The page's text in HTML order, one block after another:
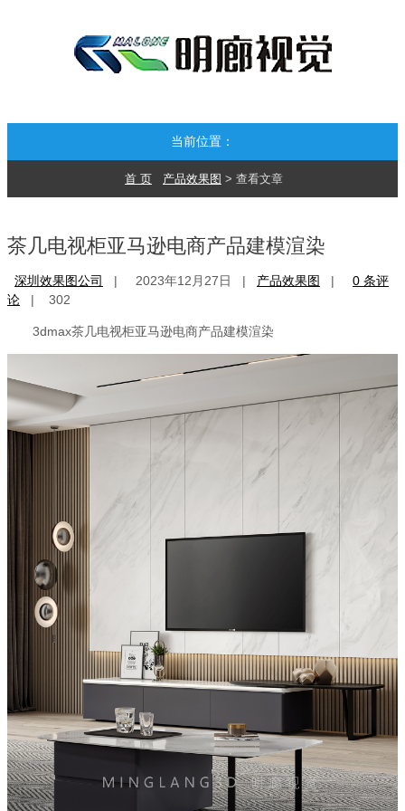
当前位置：
首 页 产品效果图 > 查看文章
茶几电视柜亚马逊电商产品建模渲染
深圳效果图公司 | 2023年12月27日 | 产品效果图 |
0 条评
论 | 302
3dmax茶几电视柜亚马逊电商产品建模渲染